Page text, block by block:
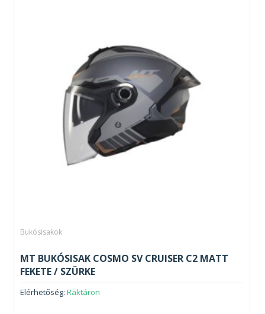
Bukósisakok
MT BUKÓSISAK COSMO SV CRUISER C2 MATT
FEKETE / SZÜRKE
Elérhetőség: Raktáron